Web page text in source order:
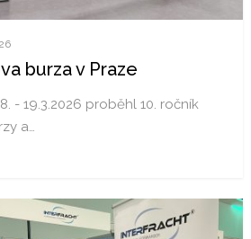
burza v Praze
- 19.3.2026 proběhl 10. ročník
a…